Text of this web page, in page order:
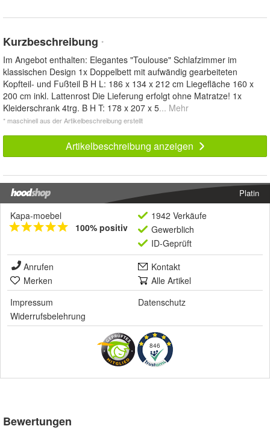
Kurzbeschreibung *
Im Angebot enthalten: Elegantes "Toulouse" Schlafzimmer im
klassischen Design 1x Doppelbett mit aufwändig gearbeiteten
Kopfteil- und Fußteil B H L: 186 x 134 x 212 cm Liegefläche 160 x
200 cm inkl. Lattenrost Die Lieferung erfolgt ohne Matratze! 1x
Kleiderschrank 4trg. B H T: 178 x 207 x 5... Mehr
* maschinell aus der Artikelbeschreibung erstellt
Artikelbeschreibung anzeigen
Platin
Kapa-moebel
100% positiv
1942 Verkäufe
Gewerblich
ID-Geprüft
Anrufen
Kontakt
Merken
Alle Artikel
Impressum
Datenschutz
Widerrufsbelehrung
846
Bewertungen